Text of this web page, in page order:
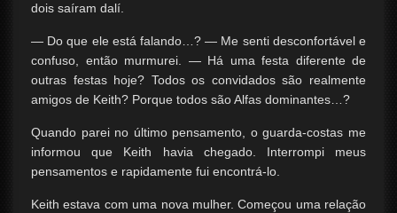
dois saíram dalí.
— Do que ele está falando…? — Me senti desconfortável e
confuso, então murmurei. — Há uma festa diferente de
outras festas hoje? Todos os convidados são realmente
amigos de Keith? Porque todos são Alfas dominantes…?
Quando parei no último pensamento, o guarda-costas me
informou que Keith havia chegado. Interrompi meus
pensamentos e rapidamente fui encontrá-lo.
Keith estava com uma nova mulher. Começou uma relação